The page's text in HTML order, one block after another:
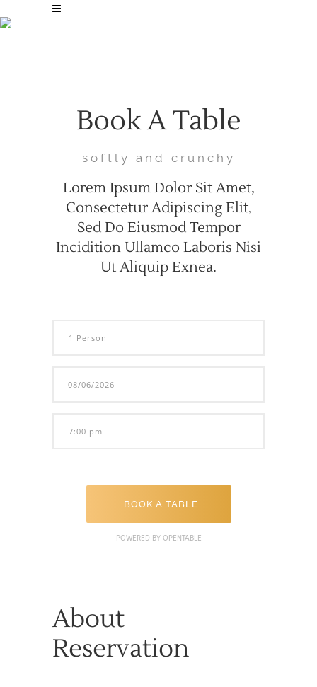
Book A Table
softly and crunchy
Lorem Ipsum Dolor Sit Amet,
Consectetur Adipiscing Elit,
Sed Do Eiusmod Tempor
Incidition Ullamco Laboris Nisi
Ut Aliquip Exnea.
BOOK A TABLE
POWERED BY OPENTABLE
About
Reservation